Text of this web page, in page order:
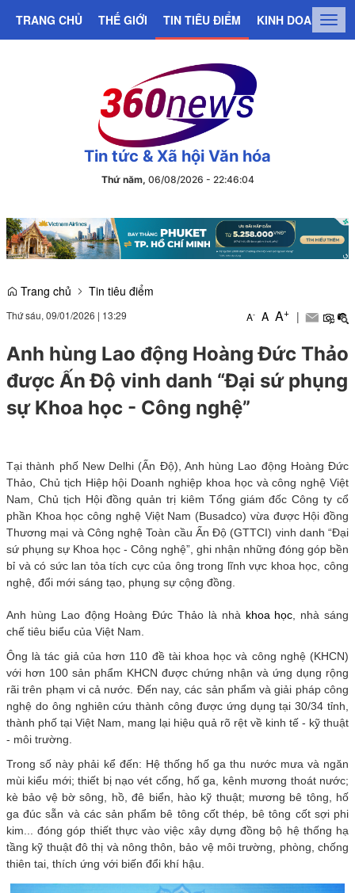
TRANG CHỦ THẾ GIỚI TIN TIÊU ĐIỂM KINH DOANH
Tin tức & Xã hội Văn hóa
Thứ năm, 06/08/2026 - 22:46:05
Trang chủ Tin tiêu điểm
Thứ sáu, 09/01/2026 | 13:29 A- A A+ |
Anh hùng Lao động Hoàng Đức Thảo
được Ấn Độ vinh danh “Đại sứ phụng
sự Khoa học - Công nghệ”
Tại thành phố New Delhi (Ấn Độ), Anh hùng Lao động Hoàng Đức
Thảo, Chủ tịch Hiệp hội Doanh nghiệp khoa học và công nghệ Việt
Nam, Chủ tịch Hội đồng quản trị kiêm Tổng giám đốc Công ty cổ
phần Khoa học công nghệ Việt Nam (Busadco) vừa được Hội đồng
Thương mại và Công nghệ Toàn cầu Ấn Độ (GTTCI) vinh danh “Đại
sứ phụng sự Khoa học - Công nghệ”, ghi nhận những đóng góp bền
bỉ và có sức lan tỏa tích cực của ông trong lĩnh vực khoa học, công
nghệ, đổi mới sáng tạo, phụng sự cộng đồng.
Anh hùng Lao động Hoàng Đức Thảo là nhà khoa học, nhà sáng
chế tiêu biểu của Việt Nam.
Ông là tác giả của hơn 110 đề tài khoa học và công nghệ (KHCN)
với hơn 100 sản phẩm KHCN được chứng nhận và ứng dụng rộng
rãi trên phạm vi cả nước. Đến nay, các sản phẩm và giải pháp công
nghệ do ông nghiên cứu thành công được ứng dụng tại 30/34 tỉnh,
thành phố tại Việt Nam, mang lại hiệu quả rõ rệt về kinh tế - kỹ thuật
- môi trường.
Trong số này phải kể đến: Hệ thống hố ga thu nước mưa và ngăn
mùi kiểu mới; thiết bị nạo vét cống, hố ga, kênh mương thoát nước;
kè bảo vệ bờ sông, hồ, đê biển, hào kỹ thuật; mương bê tông, hố
ga đúc sẵn và các sản phẩm bê tông cốt thép, bê tông cốt sợi phi
kim... đóng góp thiết thực vào việc xây dựng đồng bộ hệ thống hạ
tầng kỹ thuật đô thị và nông thôn, bảo vệ môi trường, phòng, chống
thiên tai, thích ứng với biến đổi khí hậu.